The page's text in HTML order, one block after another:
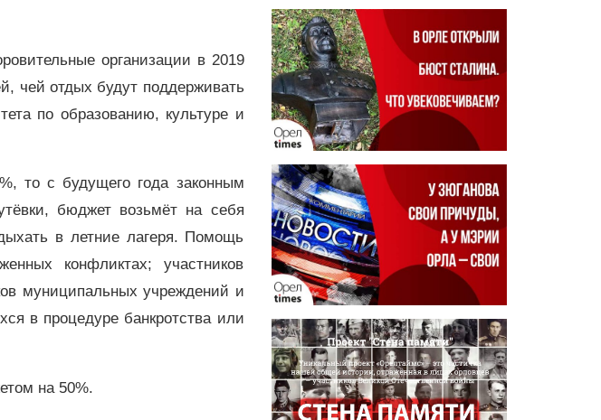
организации в 2019
чей отдых будут поддерживать
по образованию, культуре и
то с будущего года законным
бюджет возьмёт на себя
в летние лагеря. Помощь
конфликтах; участников
муниципальных учреждений и
в процедуре банкротства или
на 50%.